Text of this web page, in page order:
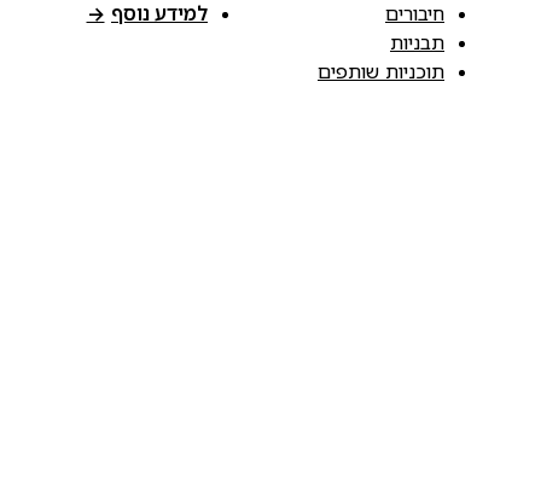
חיבורים
תבניות
תוכניות שותפים
למידע נוסף →